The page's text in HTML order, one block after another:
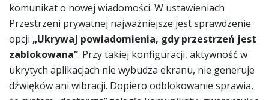
komunikat o nowej wiadomości. W ustawieniach
Przestrzeni prywatnej najważniejsze jest sprawdzenie
opcji „Ukrywaj powiadomienia, gdy przestrzeń jest
zablokowana”. Przy takiej konfiguracji, aktywność w
ukrytych aplikacjach nie wybudza ekranu, nie generuje
dźwięków ani wibracji. Dopiero odblokowanie sprawia,